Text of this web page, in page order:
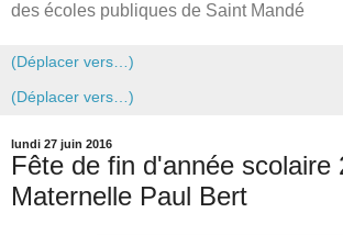
des écoles publiques de Saint Mandé
lundi 27 juin 2016
Fête de fin d'année scolaire
Maternelle Paul Bert